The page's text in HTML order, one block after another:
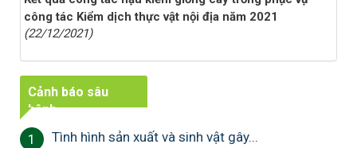
công tác Kiểm dịch thực vật nội địa năm 2021
(22/12/2021)
Cảnh báo sâu
bệnh
1 Tình hình sản xuất và sinh vật gây...